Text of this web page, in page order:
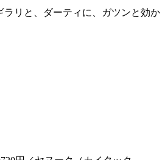
リと、ダーティに、ガツンと効か